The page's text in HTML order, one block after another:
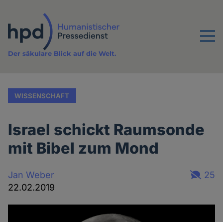
Inhalt
Menu
Der säkulare Blick auf die Welt.
WISSENSCHAFT
Israel schickt Raumsonde
mit Bibel zum Mond
Jan Weber
22.02.2019
25